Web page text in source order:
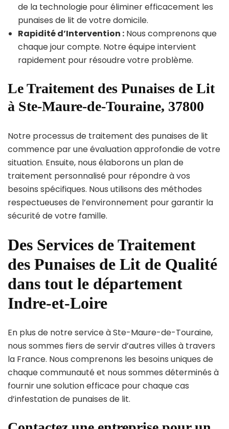
de la technologie pour éliminer efficacement les
punaises de lit de votre domicile.
Rapidité d’Intervention : Nous comprenons que
chaque jour compte. Notre équipe intervient
rapidement pour résoudre votre problème.
Le Traitement des Punaises de Lit
à Ste-Maure-de-Touraine, 37800
Notre processus de traitement des punaises de lit
commence par une évaluation approfondie de votre
situation. Ensuite, nous élaborons un plan de
traitement personnalisé pour répondre à vos
besoins spécifiques. Nous utilisons des méthodes
respectueuses de l’environnement pour garantir la
sécurité de votre famille.
Des Services de Traitement
des Punaises de Lit de Qualité
dans tout le département
Indre-et-Loire
En plus de notre service à Ste-Maure-de-Touraine,
nous sommes fiers de servir d’autres villes à travers
la France. Nous comprenons les besoins uniques de
chaque communauté et nous sommes déterminés à
fournir une solution efficace pour chaque cas
d’infestation de punaises de lit.